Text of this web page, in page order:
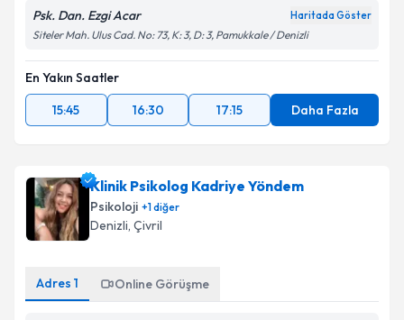
Psk. Dan. Ezgi Acar Haritada Göster
Siteler Mah. Ulus Cad. No: 73, K: 3, D: 3, Pamukkale / Denizli
En Yakın Saatler
15:45
16:30 17:15 Daha Fazla
Klinik Psikolog Kadriye Yöndem
Psikoloji +1diğer
Denizli, Çivril
Adres 1 Online Görüşme